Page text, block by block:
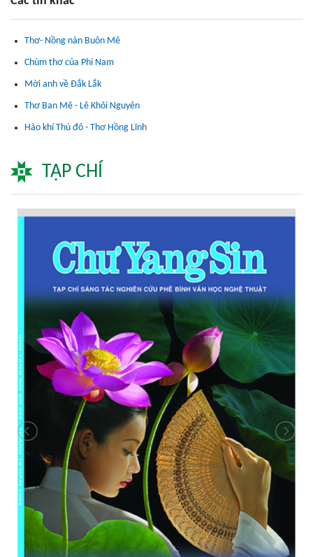
Thơ- Nồng nàn Buôn Mê
Chùm thơ của Phi Nam
Mời anh về Đắk Lắk
Thơ Ban Mê - Lê Khôi Nguyên
Hào khí Thủ đô - Thơ Hồng Lĩnh
TẠP CHÍ